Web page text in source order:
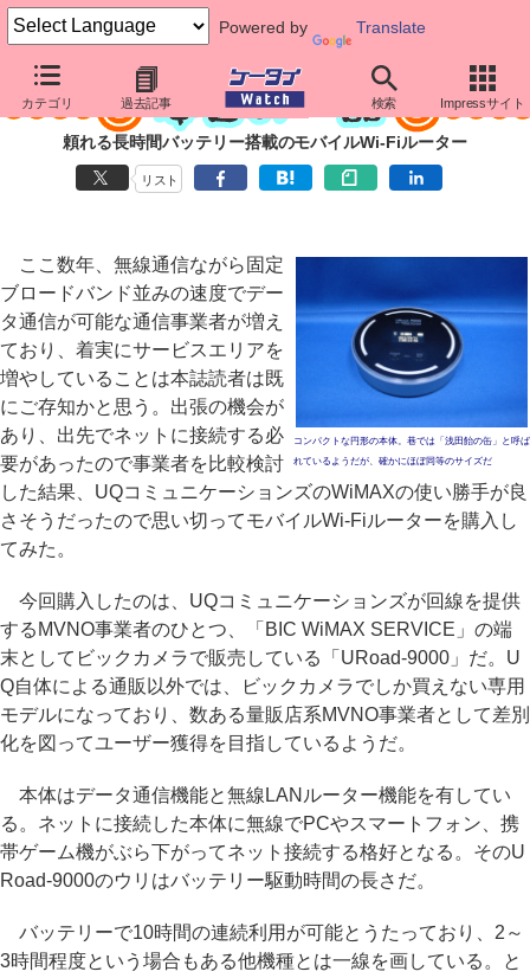
Powered by Translate
カテゴリ 過去記事 検索 Impressサイト
頼れる長時間バッテリー搭載のモバイルWi-Fiルーター
リスト
コンパクトな円形の本体。巷では「浅田飴の缶」と呼ば
れているようだが、確かにほぼ同等のサイズだ
ここ数年、無線通信ながら固定
ブロードバンド並みの速度でデー
タ通信が可能な通信事業者が増え
ており、着実にサービスエリアを
増やしていることは本誌読者は既
にご存知かと思う。出張の機会が
あり、出先でネットに接続する必
要があったので事業者を比較検討
した結果、UQコミュニケーションズのWiMAXの使い勝手が良
さそうだったので思い切ってモバイルWi-Fiルーターを購入し
てみた。
今回購入したのは、UQコミュニケーションズが回線を提供
するMVNO事業者のひとつ、「BIC WiMAX SERVICE」の端
末としてビックカメラで販売している「URoad-9000」だ。U
Q自体による通販以外では、ビックカメラでしか買えない専用
モデルになっており、数ある量販店系MVNO事業者として差別
化を図ってユーザー獲得を目指しているようだ。
本体はデータ通信機能と無線LANルーター機能を有してい
る。ネットに接続した本体に無線でPCやスマートフォン、携
帯ゲーム機がぶら下がってネット接続する格好となる。そのU
Road-9000のウリはバッテリー駆動時間の長さだ。
バッテリーで10時間の連続利用が可能とうたっており、2～
3時間程度という場合もある他機種とは一線を画している。と